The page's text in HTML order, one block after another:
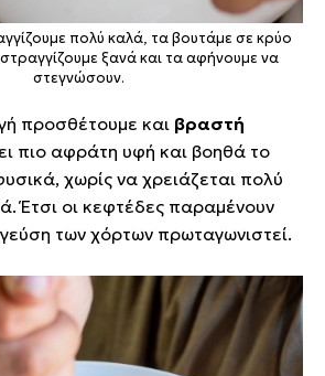
πολύ καλά, τα βουτάμε σε κρύο
ξανά και τα αφήνουμε να
στεγνώσουν.
προσθέτουμε και βραστή
πιο αφράτη υφή και βοηθά το
χωρίς να χρειάζεται πολύ
Έτσι οι κεφτέδες παραμένουν
των χόρτων πρωταγωνιστεί.